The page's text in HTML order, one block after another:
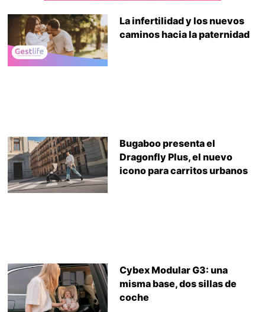
La infertilidad y los nuevos
caminos hacia la paternidad
Bugaboo presenta el
Dragonfly Plus, el nuevo
icono para carritos urbanos
Cybex Modular G3: una
misma base, dos sillas de
coche